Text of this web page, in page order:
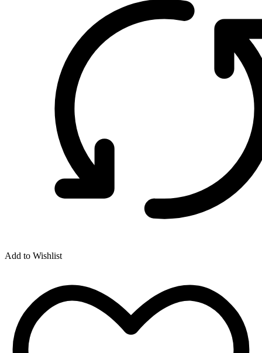
Add to Wishlist